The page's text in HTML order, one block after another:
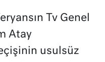
Tv Genel
Atay
usulsüz